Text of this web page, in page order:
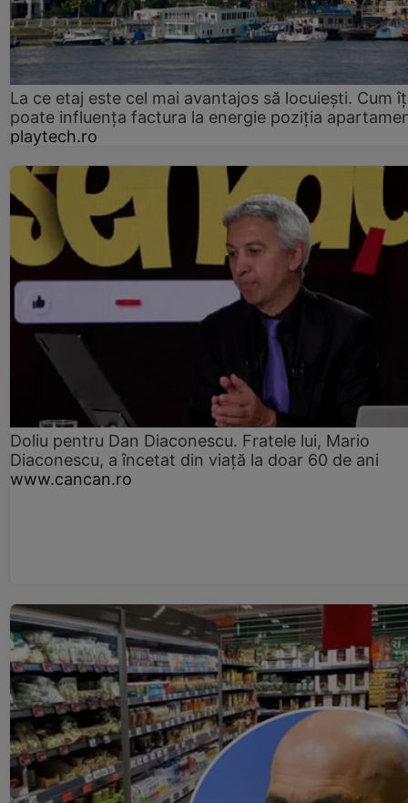
La ce etaj este cel mai avantajos să locuiești. Cum
poate influența factura la energie poziția
playtech.ro
Doliu pentru Dan Diaconescu. Fratele lui, Mario
Diaconescu, a încetat din viață la doar 60 de ani
www.cancan.ro